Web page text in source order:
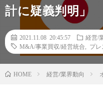
計に疑義判明」
2021.11.08 20:45:57
経営/
M&A/事業買収/経営統合
プレ
HOME 経営/業界動向